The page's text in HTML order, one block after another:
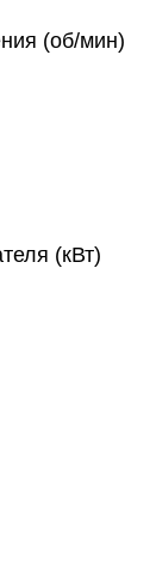
(об/мин)
(кВт)